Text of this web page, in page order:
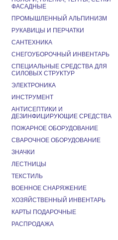
ФАСАДНЫЕ
ПРОМЫШЛЕННЫЙ АЛЬПИНИЗМ
РУКАВИЦЫ И ПЕРЧАТКИ
САНТЕХНИКА
СНЕГОУБОРОЧНЫЙ ИНВЕНТАРЬ
СПЕЦИАЛЬНЫЕ СРЕДСТВА ДЛЯ
СИЛОВЫХ СТРУКТУР
ЭЛЕКТРОНИКА
ИНСТРУМЕНТ
АНТИСЕПТИКИ И
ДЕЗИНФИЦИРУЮЩИЕ СРЕДСТВА
ПОЖАРНОЕ ОБОРУДОВАНИЕ
СВАРОЧНОЕ ОБОРУДОВАНИЕ
ЗНАЧКИ
ЛЕСТНИЦЫ
ТЕКСТИЛЬ
ВОЕННОЕ СНАРЯЖЕНИЕ
ХОЗЯЙСТВЕННЫЙ ИНВЕНТАРЬ
КАРТЫ ПОДАРОЧНЫЕ
РАСПРОДАЖА